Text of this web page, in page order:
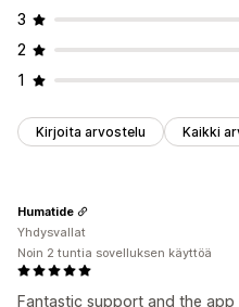
Reklamaatioiden hallinta
Reklamaatioportaali
Reklamaatioiden dashboard
3
2
1
Kirjoita arvostelu Kaikki
Fantastic support and the
Humatide
Yhdysvallat
Noin 2 tuntia sovelluksen käyttöä